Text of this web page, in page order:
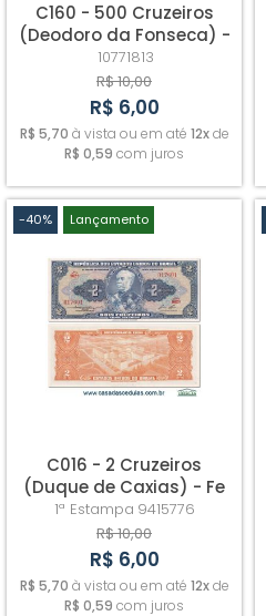
C160 - 500 Cruzeiros
(Deodoro da Fonseca) -
Fe
10771813
R$ 10,00
R$ 6,00
R$ 5,70 à vista ou em até 12xde
R$ 0,59 com juros
-40% Lançamento
C016 - 2 Cruzeiros
(Duque de Caxias) - Fe
1ª Estampa 9415776
R$ 10,00
R$ 6,00
R$ 5,70 à vista ou em até 12xde
R$ 0,59 com juros